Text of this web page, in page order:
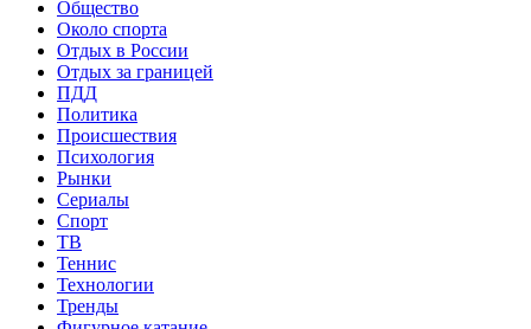
Общество
Около спорта
Отдых в России
Отдых за границей
ПДД
Политика
Происшествия
Психология
Рынки
Сериалы
Спорт
ТВ
Теннис
Технологии
Тренды